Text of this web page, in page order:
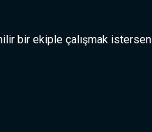
bir ekiple çalışmak